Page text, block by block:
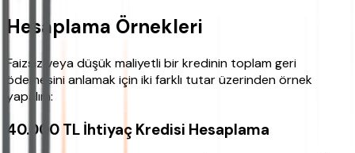
Hesaplama Örnekleri
Faizsiz veya düşük maliyetli bir kredinin toplam geri
ödemesini anlamak için iki farklı tutar üzerinden örnek
yapalım:
40.000 TL İhtiyaç Kredisi Hesaplama